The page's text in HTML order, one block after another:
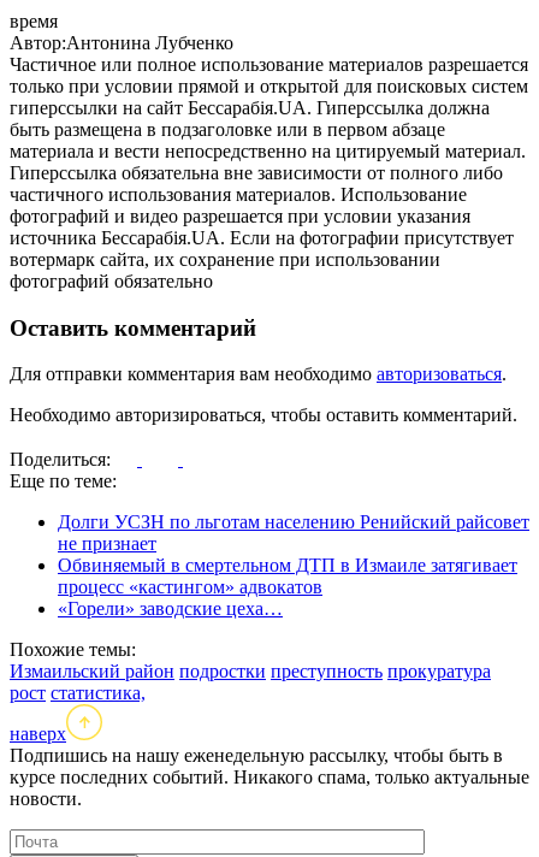
время
Автор:Антонина Лубченко
Частичное или полное использование материалов разрешается
только при условии прямой и открытой для поисковых систем
гиперссылки на сайт Бессарабія.UA. Гиперссылка должна
быть размещена в подзаголовке или в первом абзаце
материала и вести непосредственно на цитируемый материал.
Гиперссылка обязательна вне зависимости от полного либо
частичного использования материалов. Использование
фотографий и видео разрешается при условии указания
источника Бессарабія.UA. Если на фотографии присутствует
вотермарк сайта, их сохранение при использовании
фотографий обязательно
Оставить комментарий
Для отправки комментария вам необходимо авторизоваться.
Необходимо авторизироваться, чтобы оставить комментарий.
Поделиться:
Еще по теме:
Долги УСЗН по льготам населению Ренийский райсовет
не признает
Обвиняемый в смертельном ДТП в Измаиле затягивает
процесс «кастингом» адвокатов
«Горели» заводские цеха…
Похожие темы:
Измаильский район подростки преступность прокуратура
рост статистика,
наверх
Подпишись на нашу еженедельную рассылку, чтобы быть в
курсе последних событий. Никакого спама, только актуальные
новости.